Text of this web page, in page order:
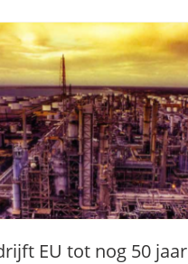
EU tot nog 50 jaar